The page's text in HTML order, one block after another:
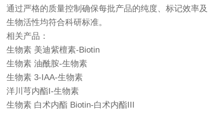
通过严格的质量控制确保每批产品的纯度、标记效率及
生物活性均符合科研标准。
相关产品：
生物素 美迪紫檀素-Biotin
生物素 油酰胺-生物素
生物素 3-IAA-生物素
洋川芎内酯I-生物素
生物素 白术内酯 Biotin-白术内酯III